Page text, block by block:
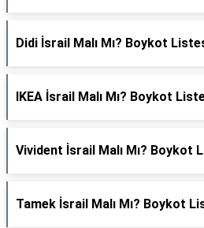
Didi İsrail Malı Mı? Boykot
IKEA İsrail Malı Mı? Boykot
Vivident İsrail Malı Mı? Boykot
Tamek İsrail Malı Mı? Boykot